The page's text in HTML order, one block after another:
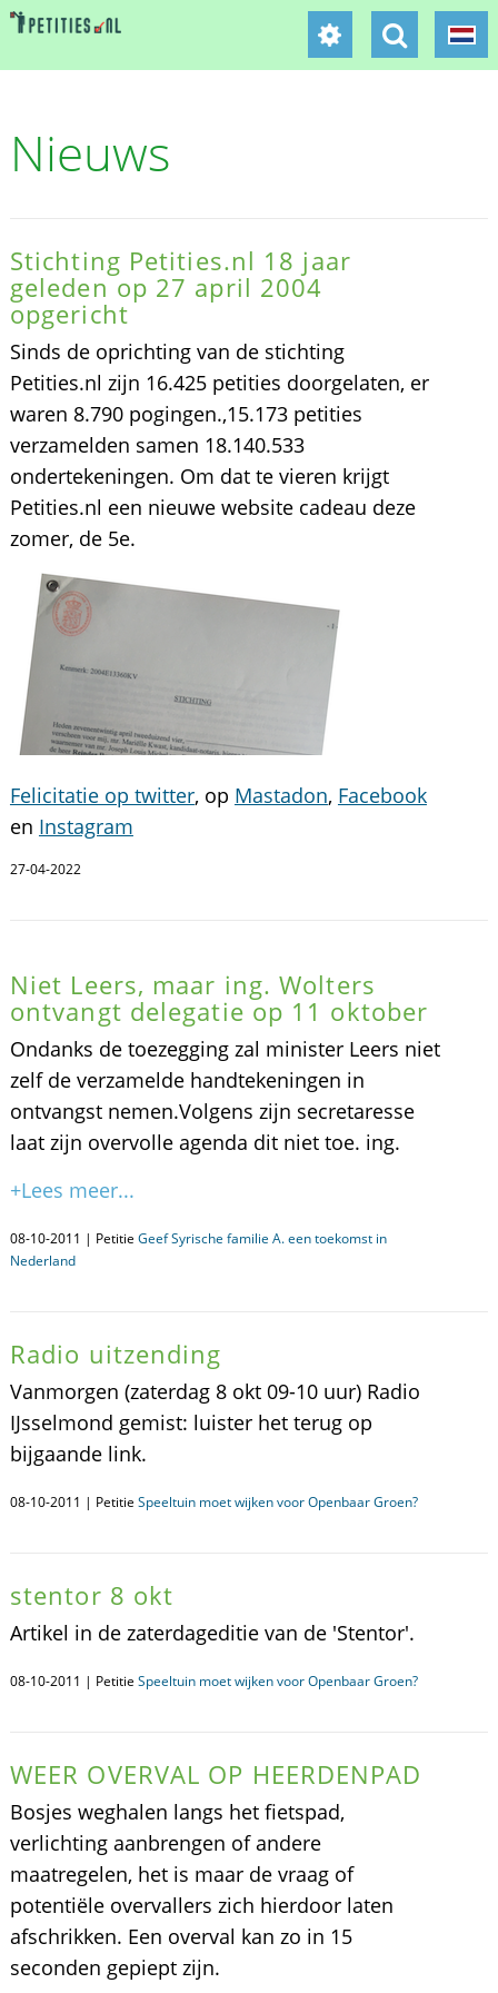
Nieuws
Stichting Petities.nl 18 jaar
geleden op 27 april 2004
opgericht
Sinds de oprichting van de stichting
Petities.nl zijn 16.425 petities doorgelaten, er
waren 8.790 pogingen.,15.173 petities
verzamelden samen 18.140.533
ondertekeningen. Om dat te vieren krijgt
Petities.nl een nieuwe website cadeau deze
zomer, de 5e.
Felicitatie op twitter, op Mastadon, Facebook
en Instagram
27-04-2022
Niet Leers, maar ing. Wolters
ontvangt delegatie op 11 oktober
Ondanks de toezegging zal minister Leers niet
zelf de verzamelde handtekeningen in
ontvangst nemen.Volgens zijn secretaresse
laat zijn overvolle agenda dit niet toe. ing.
+Lees meer...
08-10-2011 | Petitie Geef Syrische familie A. een toekomst in
Nederland
Radio uitzending
Vanmorgen (zaterdag 8 okt 09-10 uur) Radio
IJsselmond gemist: luister het terug op
bijgaande link.
08-10-2011 | Petitie Speeltuin moet wijken voor Openbaar Groen?
stentor 8 okt
Artikel in de zaterdageditie van de 'Stentor'.
08-10-2011 | Petitie Speeltuin moet wijken voor Openbaar Groen?
WEER OVERVAL OP HEERDENPAD
Bosjes weghalen langs het fietspad,
verlichting aanbrengen of andere
maatregelen, het is maar de vraag of
potentiële overvallers zich hierdoor laten
afschrikken. Een overval kan zo in 15
seconden gepiept zijn.